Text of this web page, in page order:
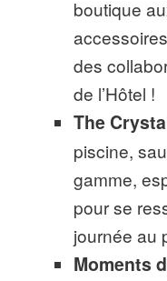
boutique
des
de l’Hôtel !
The
piscine,
gamme,
pour se
journée au
Moments